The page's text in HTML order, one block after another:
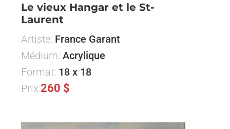
Le vieux Hangar et le St-
Laurent
Artiste: France Garant
Médium: Acrylique
Format: 18 x 18
Prix:260 $